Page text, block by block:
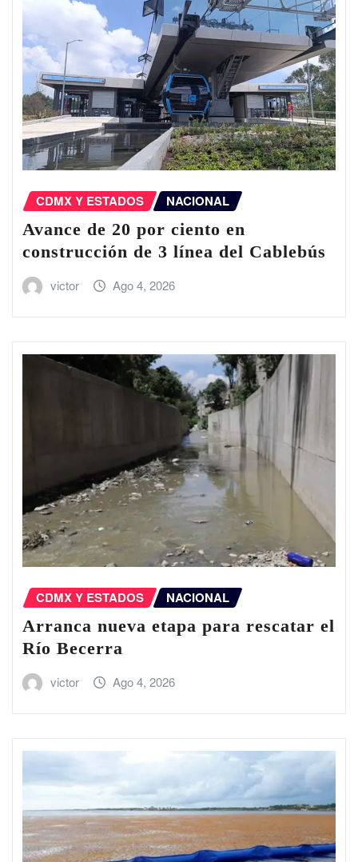
CDMX Y ESTADOS NACIONAL
Avance de 20 por ciento en
construcción de 3 línea del Cablebús
victor Ago 4, 2026
CDMX Y ESTADOS NACIONAL
Arranca nueva etapa para rescatar el
Río Becerra
victor Ago 4, 2026